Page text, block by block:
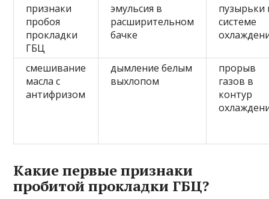
признаки
пробоя
прокладки
ГБЦ
эмульсия в
расширительном
бачке
пузырьки
системе
смешивание
масла с
антифризом
дымление белым
выхлопом
прорыв
газов в
контур
Какие первые признаки
пробитой прокладки ГБЦ?